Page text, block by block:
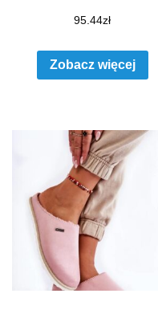
95.44zł
Zobacz więcej